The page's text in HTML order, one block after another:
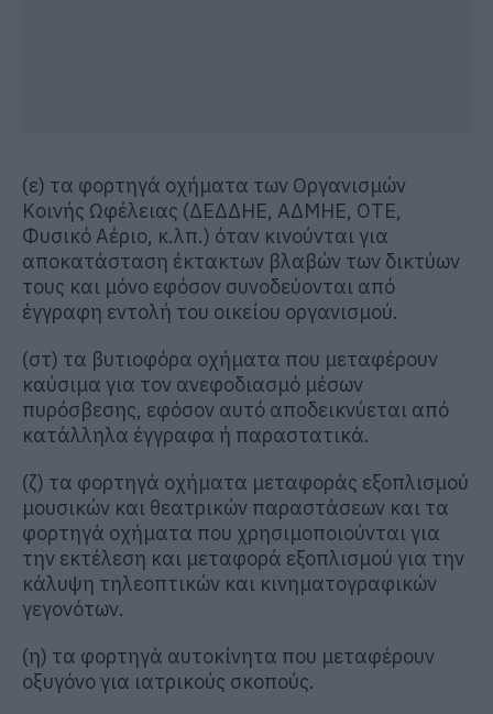
(ε) τα φορτηγά οχήματα των Οργανισμών
Κοινής Ωφέλειας (ΔΕΔΔΗΕ, ΑΔΜΗΕ, ΟΤΕ,
Φυσικό Αέριο, κ.λπ.) όταν κινούνται για
αποκατάσταση έκτακτων βλαβών των δικτύων
τους και μόνο εφόσον συνοδεύονται από
έγγραφη εντολή του οικείου οργανισμού.
(στ) τα βυτιοφόρα οχήματα που μεταφέρουν
καύσιμα για τον ανεφοδιασμό μέσων
πυρόσβεσης, εφόσον αυτό αποδεικνύεται από
κατάλληλα έγγραφα ή παραστατικά.
(ζ) τα φορτηγά οχήματα μεταφοράς εξοπλισμού
μουσικών και θεατρικών παραστάσεων και τα
φορτηγά οχήματα που χρησιμοποιούνται για
την εκτέλεση και μεταφορά εξοπλισμού για την
κάλυψη τηλεοπτικών και κινηματογραφικών
γεγονότων.
(η) τα φορτηγά αυτοκίνητα που μεταφέρουν
οξυγόνο για ιατρικούς σκοπούς.